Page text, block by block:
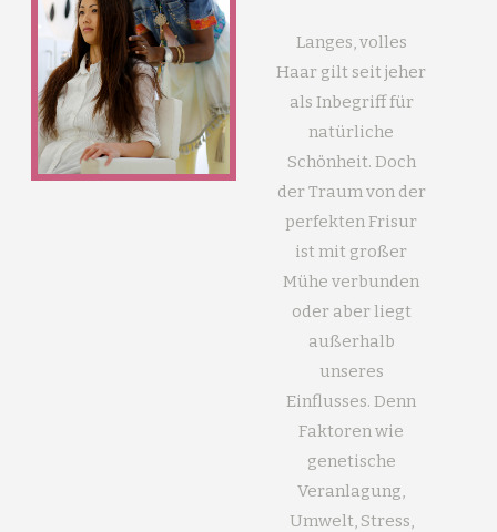
Langes, volles
Haar gilt seit jeher
als Inbegriff für
natürliche
Schönheit. Doch
der Traum von der
perfekten Frisur
ist mit großer
Mühe verbunden
oder aber liegt
außerhalb
unseres
Einflusses. Denn
Faktoren wie
genetische
Veranlagung,
Umwelt, Stress,